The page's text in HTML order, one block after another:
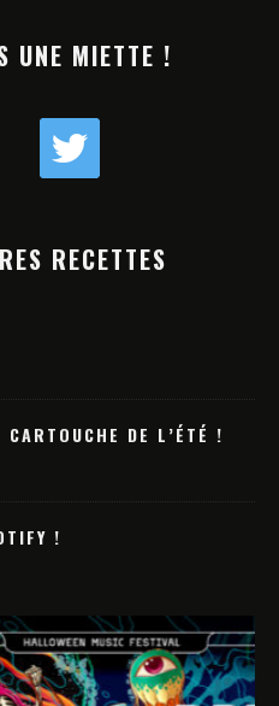
UNE MIETTE !
RECETTES
DE L’ÉTÉ !
!